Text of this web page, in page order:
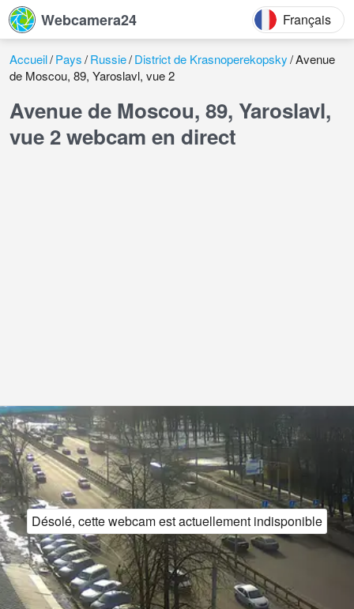
Webcamera24 Français
Accueil Pays Russie District de Krasnoperekopsky Avenue
de Moscou, 89, Yaroslavl, vue 2
Avenue de Moscou, 89, Yaroslavl,
vue 2 webcam en direct
Désolé, cette webcam est actuellement indisponible